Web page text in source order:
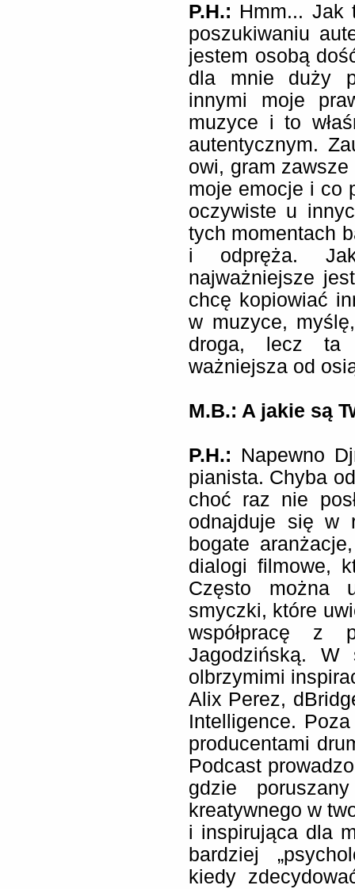
P.H.: Hmm... Jak
poszukiwaniu
jestem osobą
dla mnie duży
innymi moje
muzyce i to
autentycznym.
owi, gram
moje emocje i co
oczywiste u
tych momentach
i odpręża.
najważniejsze
chcę kopiowiać
w muzyce,
droga, lecz ta
ważniejsza od
M.B.: A jakie są
P.H.: Napewno
pianista. Chyba
choć raz nie
odnajduje się w
bogate
dialogi filmowe,
Często można
smyczki, które
współpracę z
Jagodzińską.
olbrzymimi
Alix Perez,
Intelligence.
producentami
Podcast
gdzie
kreatywnego w
i inspirująca dla
bardziej
kiedy